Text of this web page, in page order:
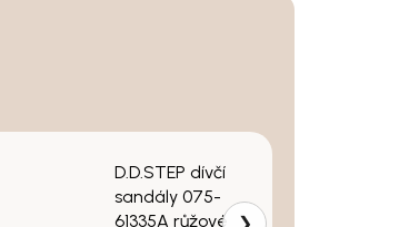
D.D.STEP dívčí
sandály 075-
61335A růžové